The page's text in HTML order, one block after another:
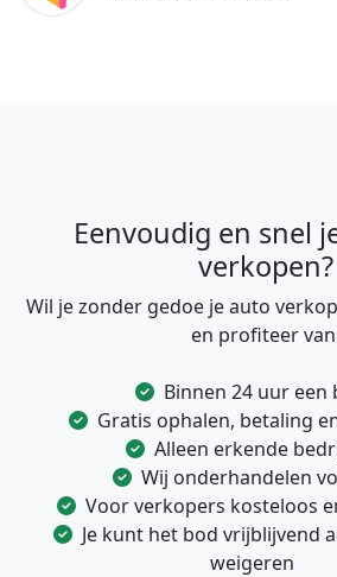
Eenvoudig en snel
verkopen?
Wil je zonder gedoe je auto
en profiteer
Binnen 24 uur een
Gratis ophalen, betaling
Alleen erkende
Wij onderhandelen
Voor verkopers kosteloos
Je kunt het bod vrijblijvend
weigeren